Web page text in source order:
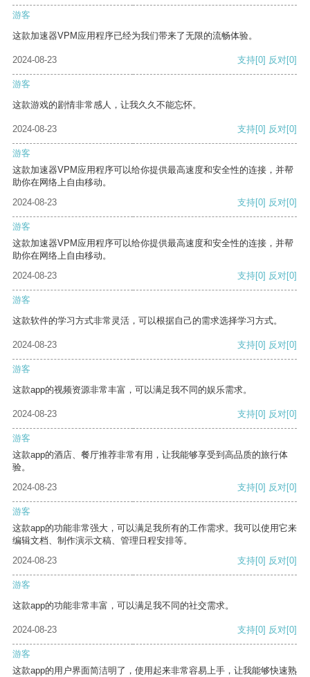
游客
这款加速器VPM应用程序已经为我们带来了无限的流畅体验。
2024-08-23 支持[0] 反对[0]
游客
这款游戏的剧情非常感人，让我久久不能忘怀。
2024-08-23 支持[0] 反对[0]
游客
这款加速器VPM应用程序可以给你提供最高速度和安全性的连接，并帮
助你在网络上自由移动。
2024-08-23
支持[0] 反对[0]
游客
这款加速器VPM应用程序可以给你提供最高速度和安全性的连接，并帮
助你在网络上自由移动。
2024-08-23
支持[0] 反对[0]
游客
这款软件的学习方式非常灵活，可以根据自己的需求选择学习方式。
2024-08-23 支持[0] 反对[0]
游客
这款app的视频资源非常丰富，可以满足我不同的娱乐需求。
2024-08-23 支持[0] 反对[0]
游客
这款app的酒店、餐厅推荐非常有用，让我能够享受到高品质的旅行体
验。
2024-08-23
支持[0] 反对[0]
游客
这款app的功能非常强大，可以满足我所有的工作需求。我可以使用它来
编辑文档、制作演示文稿、管理日程安排等。
2024-08-23
支持[0] 反对[0]
游客
这款app的功能非常丰富，可以满足我不同的社交需求。
2024-08-23 支持[0] 反对[0]
游客
这款app的用户界面简洁明了，使用起来非常容易上手，让我能够快速熟